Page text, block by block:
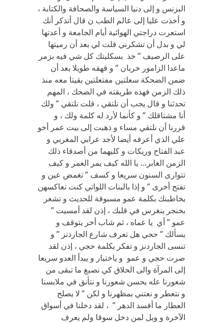
البزنس و إلى دنيا السياسة والصحافة والكتابة ،
و أخذت عليا إلى عالم الطب ن قال أتذكر أنك
استعرت دراجتي الهوائية أيام الجامعة و أعدتها
لي و بدل أن تشكرني قلت لي بعد أن رميتها
على الرصيف ” خذ بسكليتك كل شي فيه بزمر
ماعدا الزامور خربان ” و قهقه طويلا بعد أن
ضمن الضحكة سعلتين مفتعلتين بقيتا معه منذ
ذلك الزمن فهذه طريقته في الضحك ، المهم
تحدثنا و قال يجب أن نلتقي ، قلت نلتقي ” ولك
أنا مشتاقلك ” و كأنما لأرد له كلمة ولك ، و
قررنا أن نلتقي مساء و ذهبت إلى بيت عمر أخو
علي الذي أعرفه أيضا لأجد عرابي المغربي و
عبد الفتاح وريكات و كليهما من أصدقاء ذلك
الزمن الغابر… يا الله كيف يمر العمر و كيف
تتوارى السنون سريعا و كسف ” تغمض عين و
تفتح أخرى ” و إذا بالبنات اللواتي كنت تعاكسهن
يخاطبنك بكلمة عمو مسبوقة للحديث و تشعر
بخنجر ينغرس في قلبك ، إذن لقد أمسيت ”
عمو ” أي يا عماه ، ثم شاب أخر يتوقف و
يسألك ” حجي هل تعرف شارع الجاردنز ” و
تنسى الجاردنز و تفكر بكلمة حجي ، إذن لقد
صرت حجي و عمو و ياختيار و يبدأ العدو سريعا
إلى المرآة والى الحلاق كي نصبغ ما تبقى من
شعورنا عله يحسن شعورنا و نتأنق في ملابسنا
و نتعطر و نعتني بمظهرنا و لكن ” لا يصلح
العطار ما أفسد الدهر ” ، لقد دخلنا في أسواق
الآخرة و ويل لمن دخل سوقا ولم يعرف